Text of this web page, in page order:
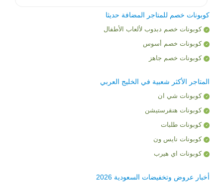
كوبونات خصم للمتاجر المضافة حديثا
كوبونات خصم دبدوب لألعاب الأطفال
كوبونات خصم أسوس
كوبونات خصم جاهز
المتاجر الأكثر شعبية في الخليج العربي
كوبونات شي ان
كوبونات هنقرستيشن
كوبونات طلبات
كوبونات نايس ون
كوبونات اي هيرب
أخبار عروض وتخفيضات السعودية 2026